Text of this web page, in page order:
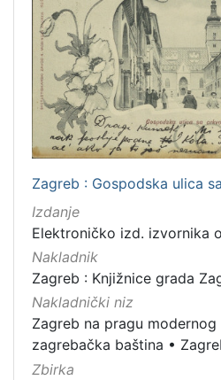
Zagreb : Gospodska ulica
Izdanje
Elektroničko izd. izvornika
Nakladnik
Zagreb : Knjižnice grada
Nakladnički niz
Zagreb na pragu modernog
zagrebačka baština •
Zbirka